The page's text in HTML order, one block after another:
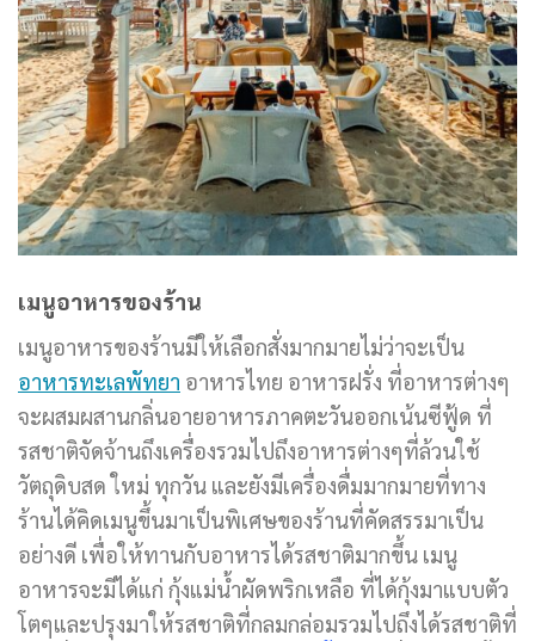
เมนูอาหารของร้าน
เมนูอาหารของร้านมีให้เลือกสั่งมากมายไม่ว่าจะเป็น
อาหารทะเลพัทยา อาหารไทย อาหารฝรั่ง ที่อาหารต่างๆ
จะผสมผสานกลิ่นอายอาหารภาคตะวันออกเน้นซีฟู้ด ที่
รสชาติจัดจ้านถึงเครื่องรวมไปถึงอาหารต่างๆที่ล้วนใช้
วัตถุดิบสด ใหม่ ทุกวัน และยังมีเครื่องดื่มมากมายที่ทาง
ร้านได้คิดเมนูขึ้นมาเป็นพิเศษของร้านที่คัดสรรมาเป็น
อย่างดี เพื่อให้ทานกับอาหารได้รสชาติมากขึ้น เมนู
อาหารจะมีได้แก่ กุ้งแม่น้ำผัดพริกเหลือ ที่ได้กุ้งมาแบบตัว
โตๆและปรุงมาให้รสชาติที่กลมกล่อมรวมไปถึงได้รสชาติที่